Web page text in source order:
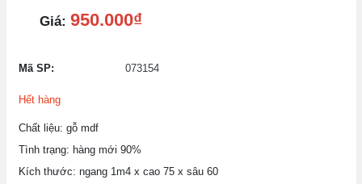
Giá: 950.000₫
Mã SP: 073154
Hết hàng
Chất liệu: gỗ mdf
Tình trạng: hàng mới 90%
Kích thước: ngang 1m4 x cao 75 x sâu 60